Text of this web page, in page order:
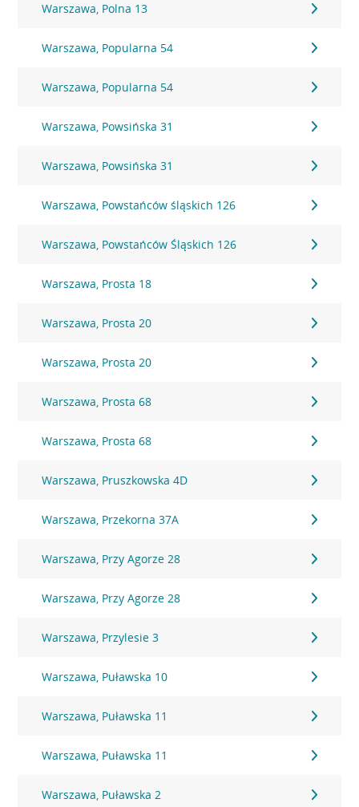
Warszawa, Polna 13
Warszawa, Popularna 54
Warszawa, Popularna 54
Warszawa, Powsińska 31
Warszawa, Powsińska 31
Warszawa, Powstańców śląskich 126
Warszawa, Powstańców Śląskich 126
Warszawa, Prosta 18
Warszawa, Prosta 20
Warszawa, Prosta 20
Warszawa, Prosta 68
Warszawa, Prosta 68
Warszawa, Pruszkowska 4D
Warszawa, Przekorna 37A
Warszawa, Przy Agorze 28
Warszawa, Przy Agorze 28
Warszawa, Przylesie 3
Warszawa, Puławska 10
Warszawa, Puławska 11
Warszawa, Puławska 11
Warszawa, Puławska 2